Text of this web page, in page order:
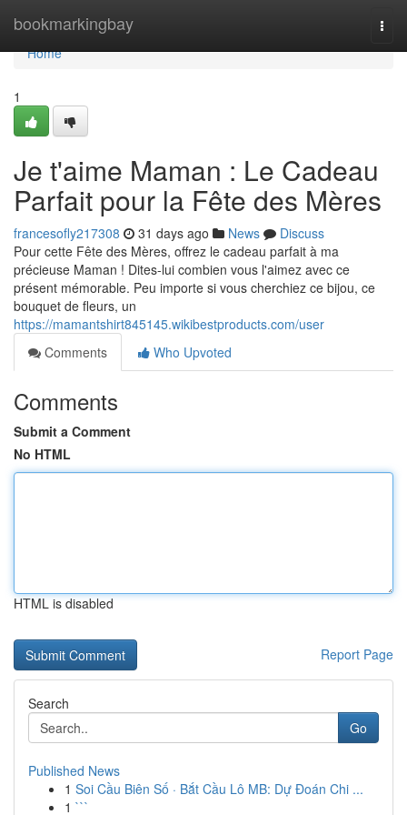
bookmarkingbay
Home
Home
1
Je t'aime Maman : Le Cadeau
Parfait pour la Fête des Mères
francesofly217308 31 days ago News
Discuss
Pour cette Fête des Mères, offrez le cadeau parfait à ma
précieuse Maman ! Dites-lui combien vous l'aimez avec ce
présent mémorable. Peu importe si vous cherchiez ce bijou, ce
bouquet de fleurs, un
https://mamantshirt845145.wikibestproducts.com/user
Comments
Who Upvoted
Comments
Submit a Comment
No HTML
HTML is disabled
Report Page
Search
Go
Published News
1 Soi Cầu Biên Số · Bắt Cầu Lô MB: Dự Đoán Chi ...
1 ```